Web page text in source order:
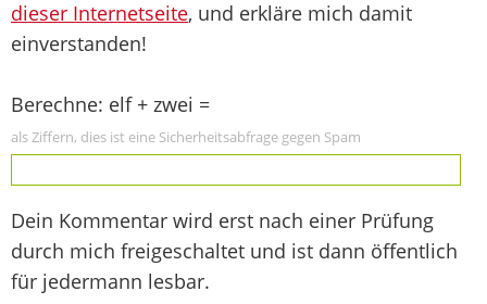
dieser Internetseite, und erkläre mich damit
einverstanden!
Berechne: elf + zwei =
als Ziffern, dies ist eine Sicherheitsabfrage gegen Spam
Dein Kommentar wird erst nach einer Prüfung
durch mich freigeschaltet und ist dann öffentlich
für jedermann lesbar.